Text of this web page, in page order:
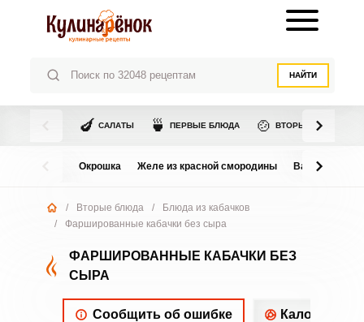
НАЙТИ
🍆 САЛАТЫ 🍵 ПЕРВЫЕ БЛЮДА 🍲 ВТОРЫЕ БЛЮДА
Окрошка Желе из красной смородины Варенье из
/ Вторые блюда /
Блюда из кабачков
/
Фаршированные кабачки без сыра
ФАРШИРОВАННЫЕ КАБАЧКИ БЕЗ
СЫРА
Сообщить об ошибке